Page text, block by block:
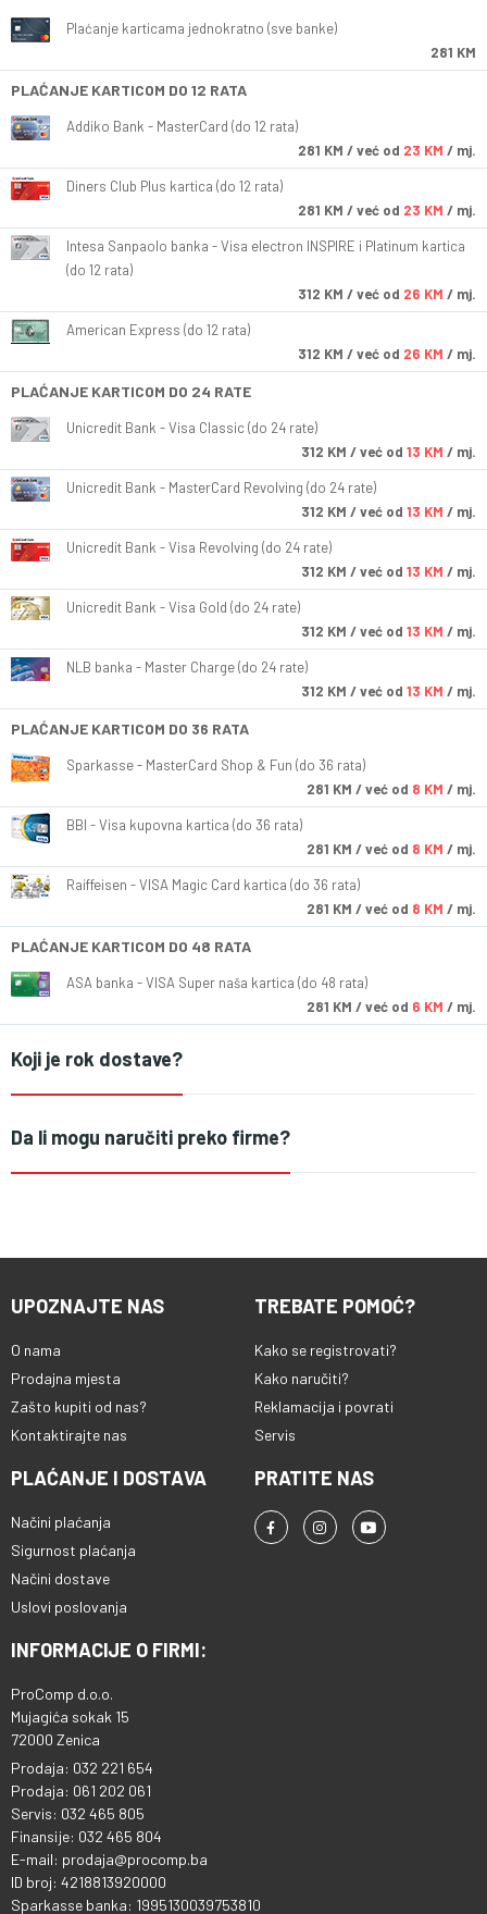
Plaćanje karticama jednokratno (sve banke)
281 KM
PLAĆANJE KARTICOM DO 12 RATA
Addiko Bank - MasterCard (do 12 rata)
281 KM / već od 23 KM / mj.
Diners Club Plus kartica (do 12 rata)
281 KM / već od 23 KM / mj.
Intesa Sanpaolo banka - Visa electron INSPIRE i Platinum kartica
(do 12 rata)
312 KM / već od 26 KM / mj.
American Express (do 12 rata)
312 KM / već od 26 KM / mj.
PLAĆANJE KARTICOM DO 24 RATE
Unicredit Bank - Visa Classic (do 24 rate)
312 KM / već od 13 KM / mj.
Unicredit Bank - MasterCard Revolving (do 24 rate)
312 KM / već od 13 KM / mj.
Unicredit Bank - Visa Revolving (do 24 rate)
312 KM / već od 13 KM / mj.
Unicredit Bank - Visa Gold (do 24 rate)
312 KM / već od 13 KM / mj.
NLB banka - Master Charge (do 24 rate)
312 KM / već od 13 KM / mj.
PLAĆANJE KARTICOM DO 36 RATA
Sparkasse - MasterCard Shop & Fun (do 36 rata)
281 KM / već od 8 KM / mj.
BBI - Visa kupovna kartica (do 36 rata)
281 KM / već od 8 KM / mj.
Raiffeisen - VISA Magic Card kartica (do 36 rata)
281 KM / već od 8 KM / mj.
PLAĆANJE KARTICOM DO 48 RATA
ASA banka - VISA Super naša kartica (do 48 rata)
281 KM / već od 6 KM / mj.
Koji je rok dostave?
Da li mogu naručiti preko firme?
UPOZNAJTE NAS
O nama
Prodajna mjesta
Zašto kupiti od nas?
Kontaktirajte nas
TREBATE POMOĆ?
Kako se registrovati?
Kako naručiti?
Reklamacija i povrati
Servis
PLAĆANJE I DOSTAVA
Načini plaćanja
Sigurnost plaćanja
Načini dostave
Uslovi poslovanja
PRATITE NAS
INFORMACIJE O FIRMI:
ProComp d.o.o.
Mujagića sokak 15
72000 Zenica
Prodaja: 032 221 654
Prodaja: 061 202 061
Servis: 032 465 805
Finansije: 032 465 804
E-mail: prodaja@procomp.ba
ID broj: 4218813920000
Sparkasse banka: 1995130039753810